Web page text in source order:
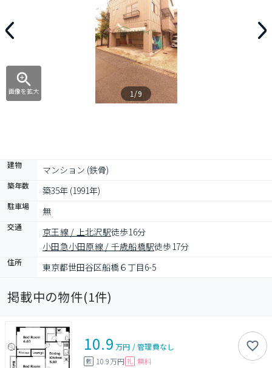
画像を拡大 1/9
建物 マンション (鉄骨)
築年数 築35年 (1991年)
駐車場 無
交通 京王線 / 上北沢駅徒歩16分
小田急小田原線 / 千歳船橋駅徒歩17分
住所 東京都世田谷区船橋６丁目6-5
掲載中の物件(1件)
10.9 万円 /管理費なし
敷 10.9万円 礼 無料